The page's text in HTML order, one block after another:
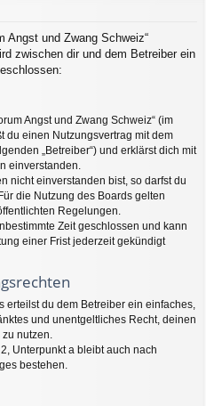
Angst und Zwang Schweiz“
zwischen dir und dem Betreiber ein
Angst und Zwang Schweiz“ (im
du einen Nutzungsvertrag mit dem
„Betreiber“) und erklärst dich mit
einverstanden.
nicht einverstanden bist, so darfst du
die Nutzung des Boards gelten
Regelungen.
Zeit geschlossen und kann
einer Frist jederzeit gekündigt
erteilst du dem Betreiber ein einfaches,
und unentgeltliches Recht, deinen
zu nutzen.
Unterpunkt a bleibt auch nach
bestehen.